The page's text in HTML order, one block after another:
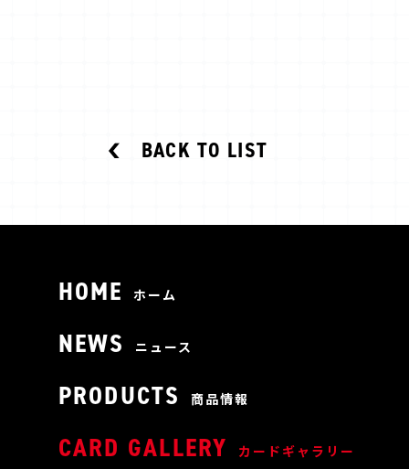
BACK TO LIST
HOME ホーム
NEWS ニュース
PRODUCTS 商品情報
CARD GALLERY カードギャラリー